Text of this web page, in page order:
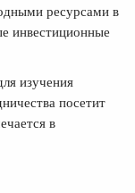
ресурсами в
инвестиционные
изучения
посетит
в